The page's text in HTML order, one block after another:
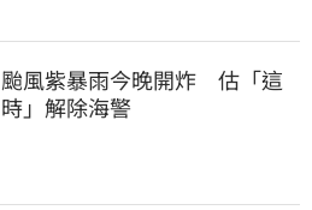
颱風紫暴雨今晚開炸　估「這
時」解除海警